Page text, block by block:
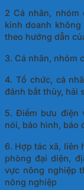
2 Cá nhân, nhóm
kinh doanh
theo hướng dẫn
3. Cá nhân, nhóm
4. Tổ chức, cá
đánh bắt thủy, hải
5. Điểm bưu điện
nói, báo hình, báo
6. Hợp tác xã, liên
phòng đại diện,
vực nông nghiệp
nông nghiệp